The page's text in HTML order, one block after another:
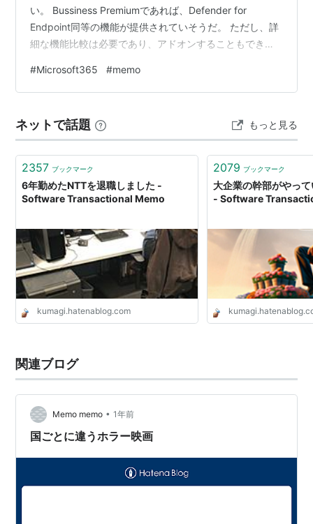
い。 Bussiness Premiumであれば、Defender for
Endpoint同等の機能が提供されていそうだ。 ただし、詳
細な機能比較は必要であり、アドオンすることもできそ
Github Copilotとの会話 【Microsoft Defender関連Q&A
プロンプト＆回答まとめ】 --- ■ プロンプトと回答一覧 -
Microsoft…
#Microsoft365 #memo
ネットで話題 もっと見る
2357 ブックマーク
6年勤めたNTTを退職しました -
Software Transactional Memo
kumagi.hatenablog.com
2079 ブックマーク
大企業の幹部がやっ
- Software
関連ブログ
Memo memo • 1年前
国ごとに違うホラー映画